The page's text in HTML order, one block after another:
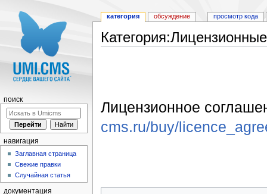
Лицензионное
cms.ru/buy/
категория обсуждение просмотр кода
поиск
навигация
Заглавная страница
Свежие правки
Случайная статья
документация